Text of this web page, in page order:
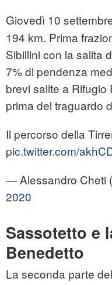
Giovedì 10
194 km. Prima
Sibillini con la salita
7% di pendenza
brevi salite a
prima del traguardo
Il percorso della
pic.twitter.com/
— Alessandro Cheti
2020
Sassotetto e
Benedetto
La seconda parte